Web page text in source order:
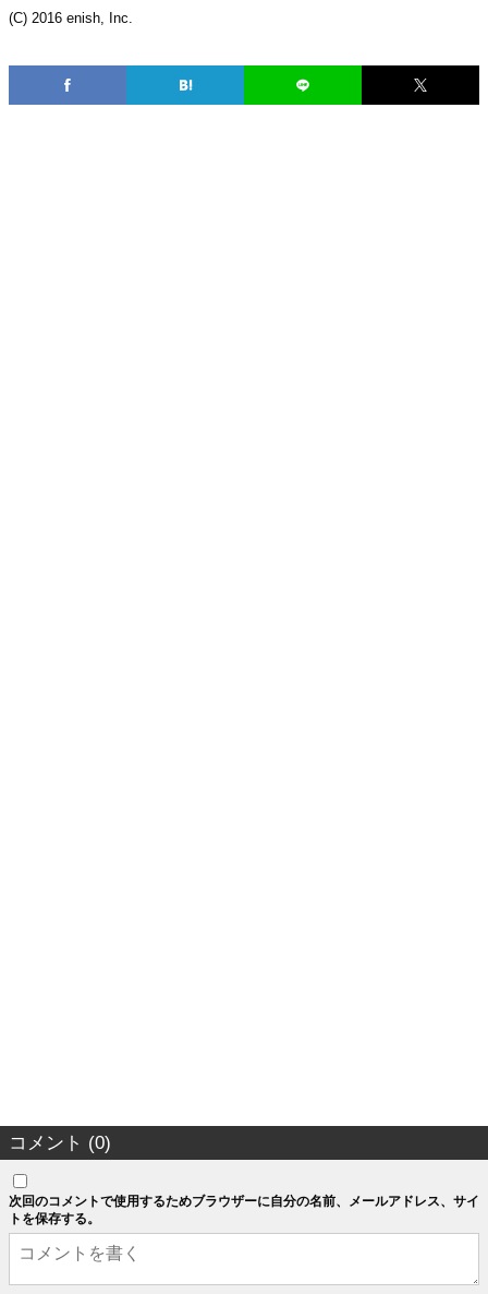
(C) 2016 enish, Inc.
コメント (0)
次回のコメントで使用するためブラウザーに自分の名前、メールアドレス、サイ
トを保存する。